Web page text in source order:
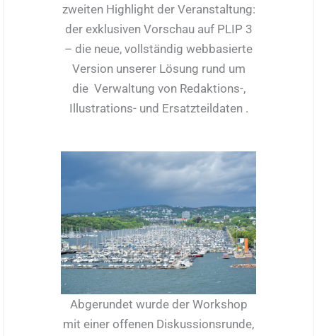
zweiten Highlight der Veranstaltung:
der exklusiven Vorschau auf PLIP 3
– die neue, vollständig webbasierte
Version unserer Lösung rund um
die Verwaltung von Redaktions-,
Illustrations- und Ersatzteildaten .
Abgerundet wurde der Workshop
mit einer offenen Diskussionsrunde,